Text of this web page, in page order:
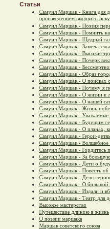
Статьи
Самуил Маршак - Книга для
произведением высокого
Самуил Маршак - Поэзия
Самуил Маршак - Помнить
Самуил Маршак - Щедрый
Самуил Маршак -
Самуил Маршак - Высокая
Самуил Маршак - Почерк
Самуил Маршак -
Самуил Маршак - Образ
Самуил Маршак - О поисках
Самуил Маршак - Почему я
Самуил Маршак - О жизни и
Самуил Маршак - О нашей
Самуил Маршак - Жизнь
Самуил Маршак - Уважаемые
Самуил Маршак - Будущим
Самуил Маршак - О планах,
Самуил Маршак - Герои-
Самуил Маршак - Волшебное
Самуил Маршак - Гордитесь
Самуил Маршак - За большую
Самуил Маршак - Дети о
Самуил Маршак - Повесть об
Самуил Маршак - Дело
Самуил Маршак - О большой
Самуил Маршак - Издали и
Самуил Маршак - Театр для
Высокое мастерство
Путешествие длиною в жизнь
О поэзии маршака
Маршак советского союза